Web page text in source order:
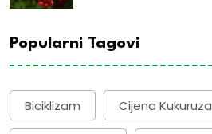
Popularni Tagovi
Biciklizam Cijena Kukuruza